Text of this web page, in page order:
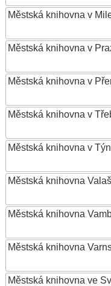
Městská knihovna v
Městská knihovna v
Městská knihovna v
Městská knihovna v
Městská knihovna v
Městská knihovna
Městská knihovna
Městská knihovna
Městská knihovna ve